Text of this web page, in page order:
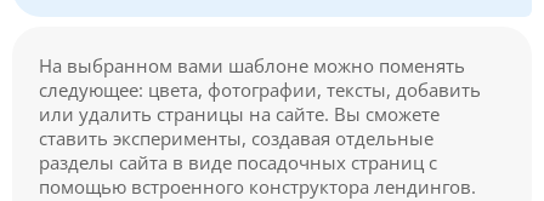
На выбранном вами шаблоне можно поменять
следующее: цвета, фотографии, тексты, добавить
или удалить страницы на сайте. Вы сможете
ставить эксперименты, создавая отдельные
разделы сайта в виде посадочных страниц с
помощью встроенного конструктора лендингов.